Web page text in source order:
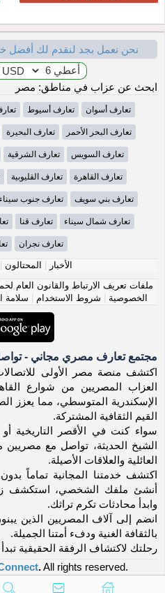
نحن نعمل بجد لنقدم لك أفضل
ابحث عن عزاب في مناطق: مصر
تعارف أسوان تعارف أسيوط
تعارف البحر الأحمر تعارف البحيرة
تعارف السويس تعارف الشرقية
تعارف القاهرة تعارف القليوبية
تعارف بني سويف تعارف جنوب سيناء
تعارف شمال سيناء تعارف قنا
تعارف نجران
الأخبار | المحتالون |
ملفات تعريف الارتباط والقانون العام
الخصوصية | شروط الاستخدام | سلامة
مجتمع تعارف مصري مجاني -
العزاب المصريين من شوارع
الإسكندرية المتوسطي، مما يعزز
القيم الثقافية المشتركة.
سواء كنت في الأقصر التاريخية أو
الشيخ الحديثة، تواصل مع مصريين
العائلية والعلاقات الأصيلة.
اكتشف خدمتنا المجانية تماماً
أنشئ ملفك الشخصي، استكشف
وابدأ محادثات تكرم تراثك.
انضم إلى آلاف المصريين الذين
بالثقافة الغنية ودفء أمتنا الجميلة.
رحلتك لاكتشاف الرفقة الحقيقية
.All rights reserved.